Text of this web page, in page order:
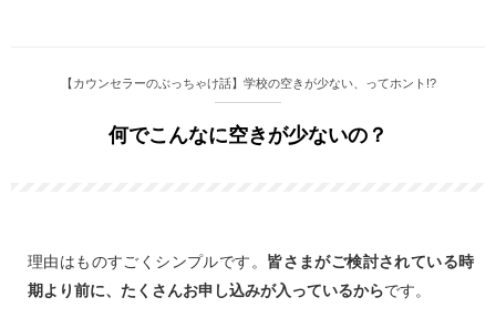
【カウンセラーのぶっちゃけ話】学校の空きが少ない、ってホント!?
何でこんなに空きが少ないの？
理由はものすごくシンプルです。 皆さまがご検討されている時
期より前に、たくさんお申し込みが入っているからです。